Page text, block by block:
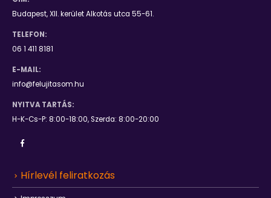
Budapest, XII. kerület Alkotás utca 55-61.
TELEFON:
06 1 411 8181
E-MAIL:
info@felujitasom.hu
NYITVA TARTÁS:
H-K-Cs-P: 8:00-18:00, Szerda: 8:00-20:00
Hírlevél feliratkozás